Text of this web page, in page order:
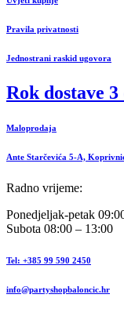
Pravila privatnosti
Jednostrani raskid ugovora
Rok dostave
Maloprodaja
Ante Starčevića 5-A,
Radno vrijeme:
Ponedjeljak-petak
Subota 08:00 – 13:00
Tel: +385 99 590 2450
info@partyshopbaloncic.hr